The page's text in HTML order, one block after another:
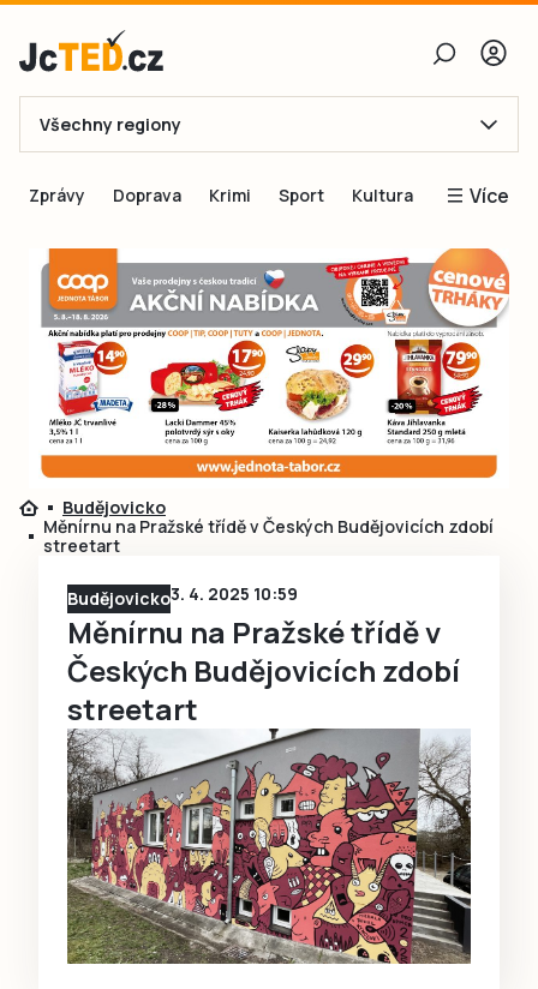
E-mail
Obnovit heslo
Přihlásit se
Přihlásit se přes Facebook
Ještě nemám účet, chci seRegistrovat
Všechny regiony
Zprávy Doprava Krimi Sport Kultura Více
Inspirace
Čtenáři píší
Speciální přílohy
Inzerce
Budějovicko
Měnírnu na Pražské třídě v Českých Budějovicích zdobí
streetart
Budějovicko3. 4. 2025 10:59
Měnírnu na Pražské třídě v
Českých Budějovicích zdobí
streetart